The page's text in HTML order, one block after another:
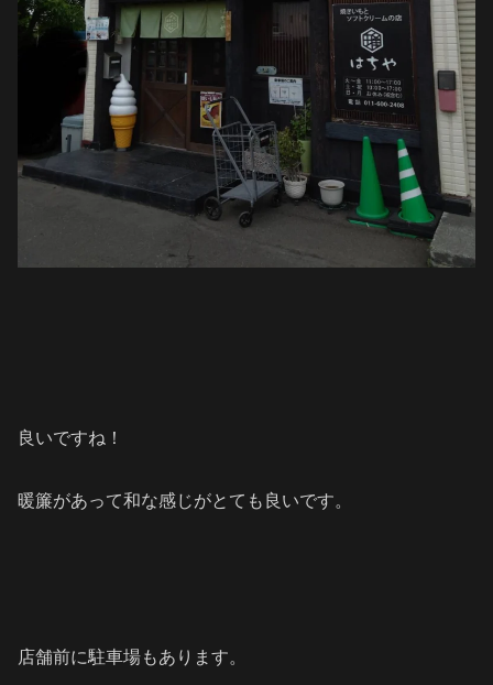
良いですね！
暖簾があって和な感じがとても良いです。
店舗前に駐車場もあります。